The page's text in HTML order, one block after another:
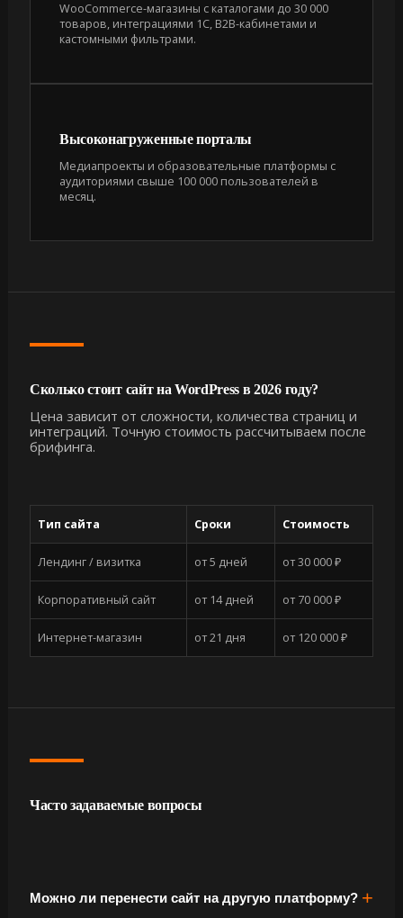
WooCommerce-магазины с каталогами до 30 000
товаров, интеграциями 1С, B2B-кабинетами и
кастомными фильтрами.
Высоконагруженные порталы
Медиапроекты и образовательные платформы с
аудиториями свыше 100 000 пользователей в
месяц.
Сколько стоит сайт на WordPress в 2026 году?
Цена зависит от сложности, количества страниц и
интеграций. Точную стоимость рассчитываем после
брифинга.
Тип сайта Сроки Стоимость
Лендинг / визитка от 5 дней от 30 000 ₽
Корпоративный сайт от 14 дней от 70 000 ₽
Интернет-магазин от 21 дня от 120 000 ₽
Часто задаваемые вопросы
Можно ли перенести сайт на другую платформу?